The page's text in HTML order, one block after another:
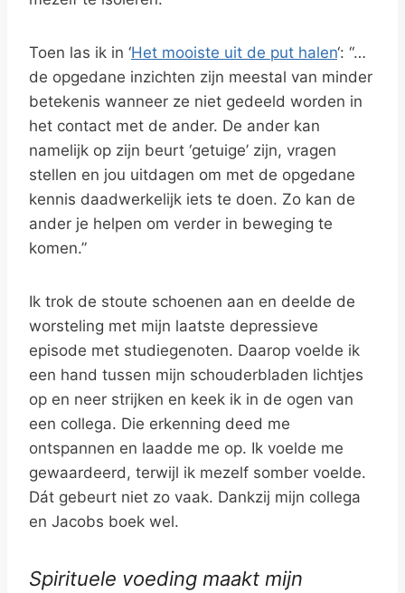
Toen las ik in ‘Het mooiste uit de put halen‘: “…
de opgedane inzichten zijn meestal van minder
betekenis wanneer ze niet gedeeld worden in
het contact met de ander. De ander kan
namelijk op zijn beurt ‘getuige’ zijn, vragen
stellen en jou uitdagen om met de opgedane
kennis daadwerkelijk iets te doen. Zo kan de
ander je helpen om verder in beweging te
komen.”
Ik trok de stoute schoenen aan en deelde de
worsteling met mijn laatste depressieve
episode met studiegenoten. Daarop voelde ik
een hand tussen mijn schouderbladen lichtjes
op en neer strijken en keek ik in de ogen van
een collega. Die erkenning deed me
ontspannen en laadde me op. Ik voelde me
gewaardeerd, terwijl ik mezelf somber voelde.
Dát gebeurt niet zo vaak. Dankzij mijn collega
en Jacobs boek wel.
Spirituele voeding maakt mijn